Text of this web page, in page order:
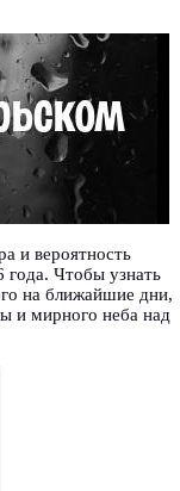
и вероятность
года. Чтобы узнать
на ближайшие дни,
и мирного неба над